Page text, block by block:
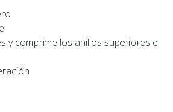
y comprime los anillos superiores e